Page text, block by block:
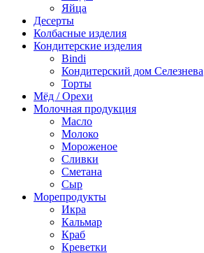
Яйца
Десерты
Колбасные изделия
Кондитерские изделия
Bindi
Кондитерский дом Селезнева
Торты
Мёд / Орехи
Молочная продукция
Масло
Молоко
Мороженое
Сливки
Сметана
Сыр
Морепродукты
Икра
Кальмар
Краб
Креветки